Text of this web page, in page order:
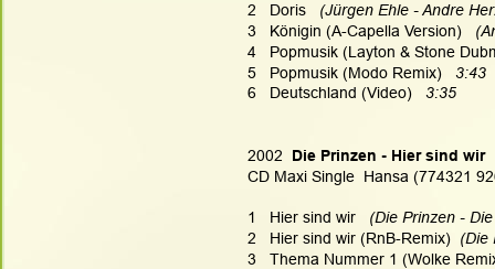
2   Doris (Jürgen Ehle - Andre
3   Königin (A-Capella Version)
4   Popmusik (Layton & Stone
5   Popmusik (Modo Remix)
3:43
6   Deutschland (Video) 3:35
2002
Die Prinzen - Hier sind wir
CD Maxi Single  Hansa (774321
1   Hier sind wir (Die Prinzen -
2   Hier sind wir (RnB-Remix) (Die
3   Thema Nummer 1 (Wolke